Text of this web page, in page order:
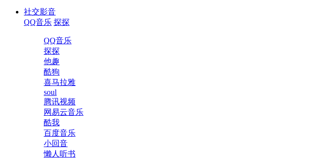
社交影音
QQ音乐 探探
QQ音乐
探探
他趣
酷狗
喜马拉雅
soul
腾讯视频
网易云音乐
酷我
百度音乐
小回音
懒人听书